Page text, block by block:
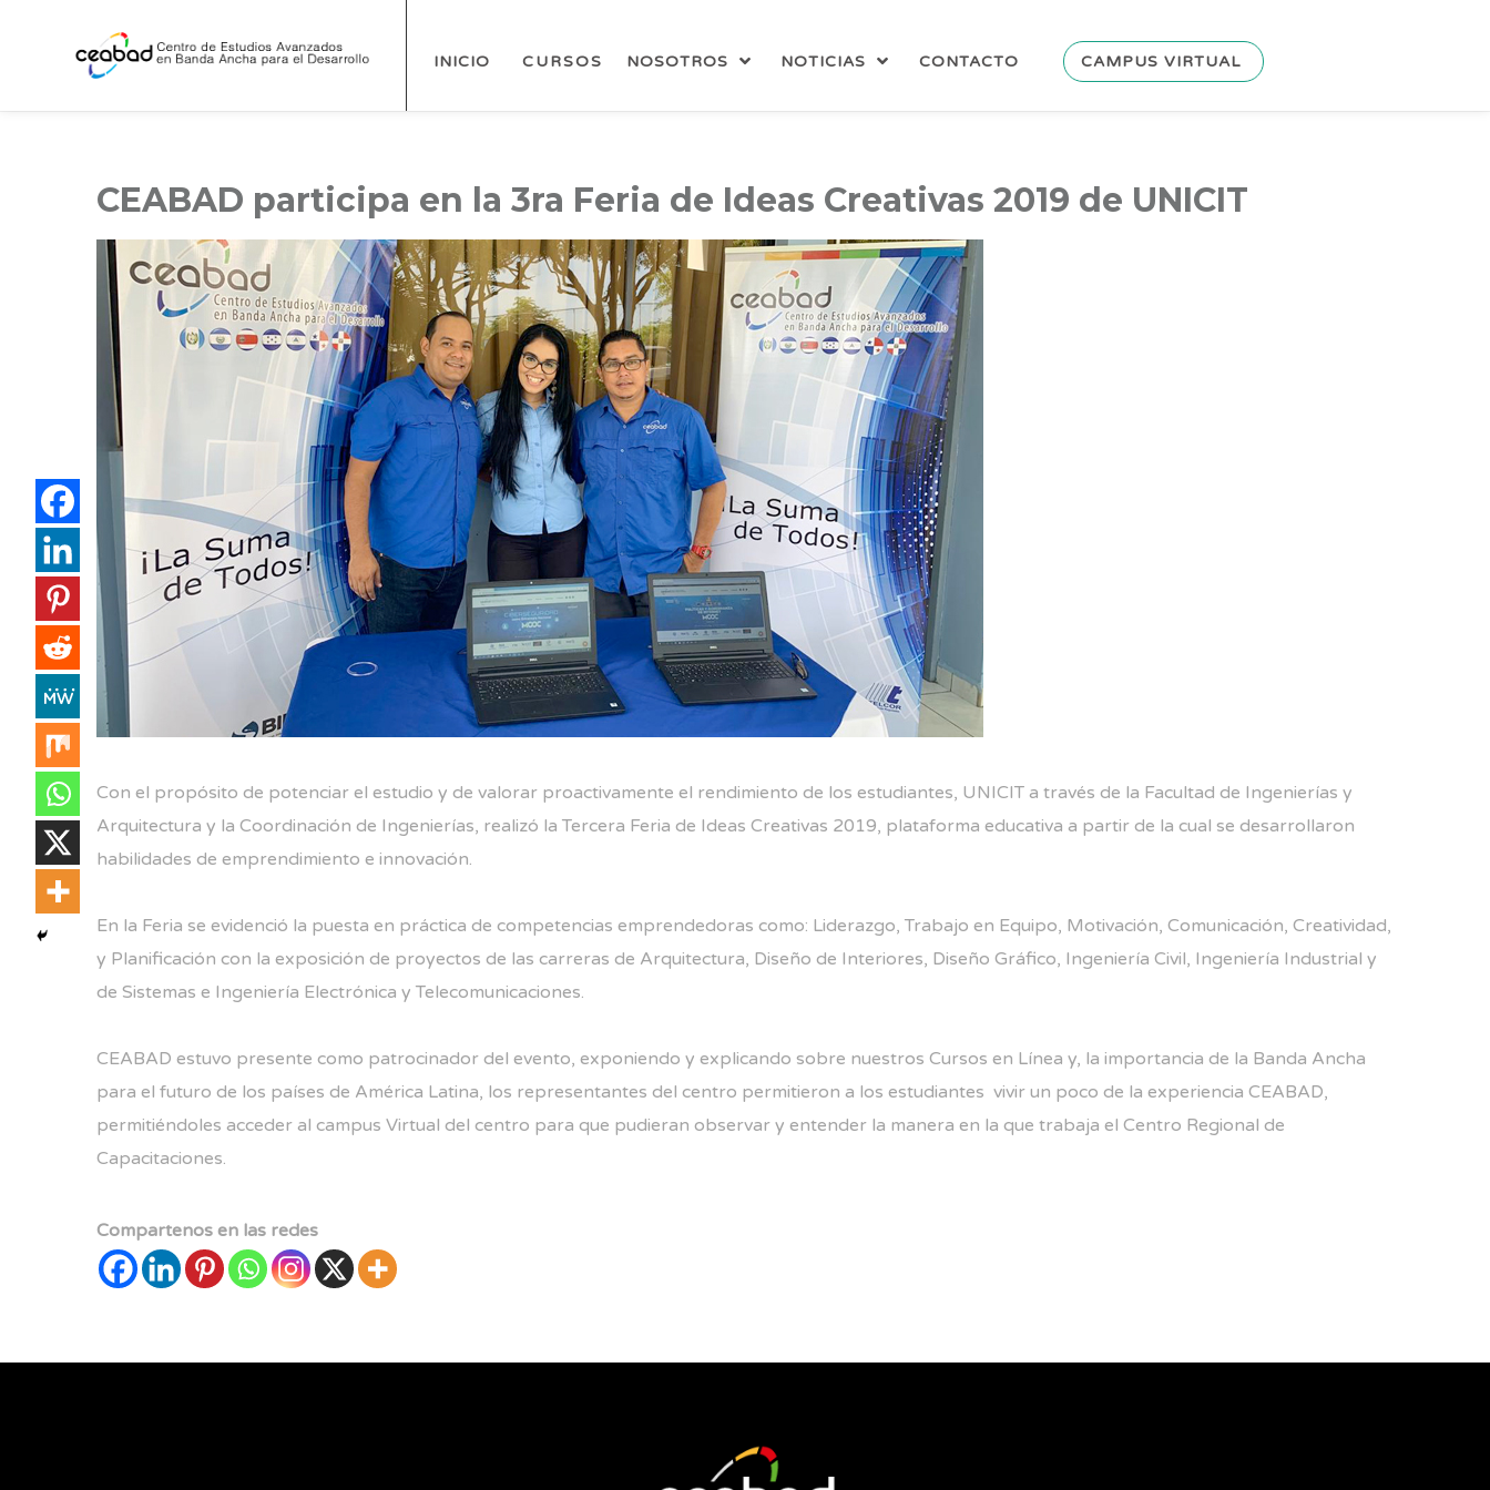
INICIO CURSOS NOSOTROS NOTICIAS CONTACTO CAMPUS VIRTUAL
CEABAD participa en la 3ra Feria de Ideas Creativas 2019 de UNICIT
Con el propósito de potenciar el estudio y de valorar proactivamente el rendimiento de los estudiantes, UNICIT a través de la Facultad de Ingenierías y
Arquitectura y la Coordinación de Ingenierías, realizó la Tercera Feria de Ideas Creativas 2019, plataforma educativa a partir de la cual se desarrollaron
habilidades de emprendimiento e innovación.
En la Feria se evidenció la puesta en práctica de competencias emprendedoras como: Liderazgo, Trabajo en Equipo, Motivación, Comunicación, Creatividad,
y Planificación con la exposición de proyectos de las carreras de Arquitectura, Diseño de Interiores, Diseño Gráfico, Ingeniería Civil, Ingeniería Industrial y
de Sistemas e Ingeniería Electrónica y Telecomunicaciones.
CEABAD estuvo presente como patrocinador del evento, exponiendo y explicando sobre nuestros Cursos en Línea y, la importancia de la Banda Ancha
para el futuro de los países de América Latina, los representantes del centro permitieron a los estudiantes vivir un poco de la experiencia CEABAD,
permitiéndoles acceder al campus Virtual del centro para que pudieran observar y entender la manera en la que trabaja el Centro Regional de
Capacitaciones.
Compartenos en las redes